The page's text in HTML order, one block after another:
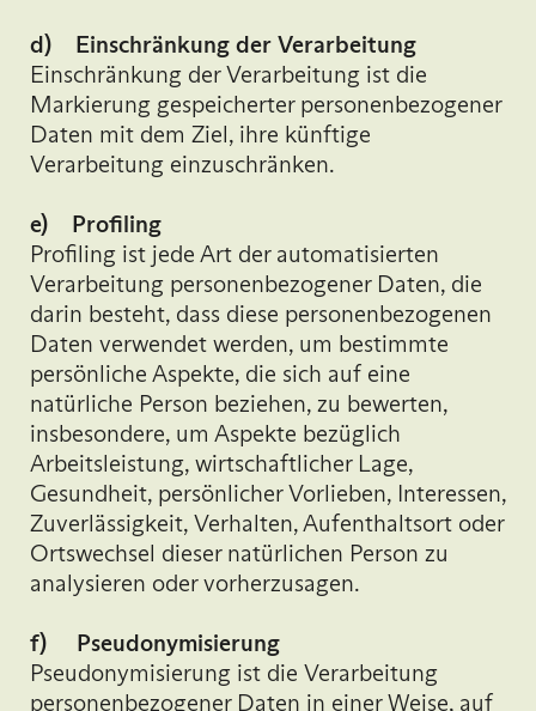
d) Einschränkung der Verarbeitung
Einschränkung der Verarbeitung ist die
Markierung gespeicherter personenbezogener
Daten mit dem Ziel, ihre künftige
Verarbeitung einzuschränken.
e) Profiling
Profiling ist jede Art der automatisierten
Verarbeitung personenbezogener Daten, die
darin besteht, dass diese personenbezogenen
Daten verwendet werden, um bestimmte
persönliche Aspekte, die sich auf eine
natürliche Person beziehen, zu bewerten,
insbesondere, um Aspekte bezüglich
Arbeitsleistung, wirtschaftlicher Lage,
Gesundheit, persönlicher Vorlieben, Interessen,
Zuverlässigkeit, Verhalten, Aufenthaltsort oder
Ortswechsel dieser natürlichen Person zu
analysieren oder vorherzusagen.
f) Pseudonymisierung
Pseudonymisierung ist die Verarbeitung
personenbezogener Daten in einer Weise, auf